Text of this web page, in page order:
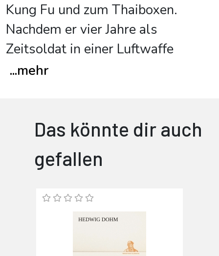
Kung Fu und zum Thaiboxen.
Nachdem er vier Jahre als
Zeitsoldat in einer Luftwaffe
...mehr
Das könnte dir auch
gefallen